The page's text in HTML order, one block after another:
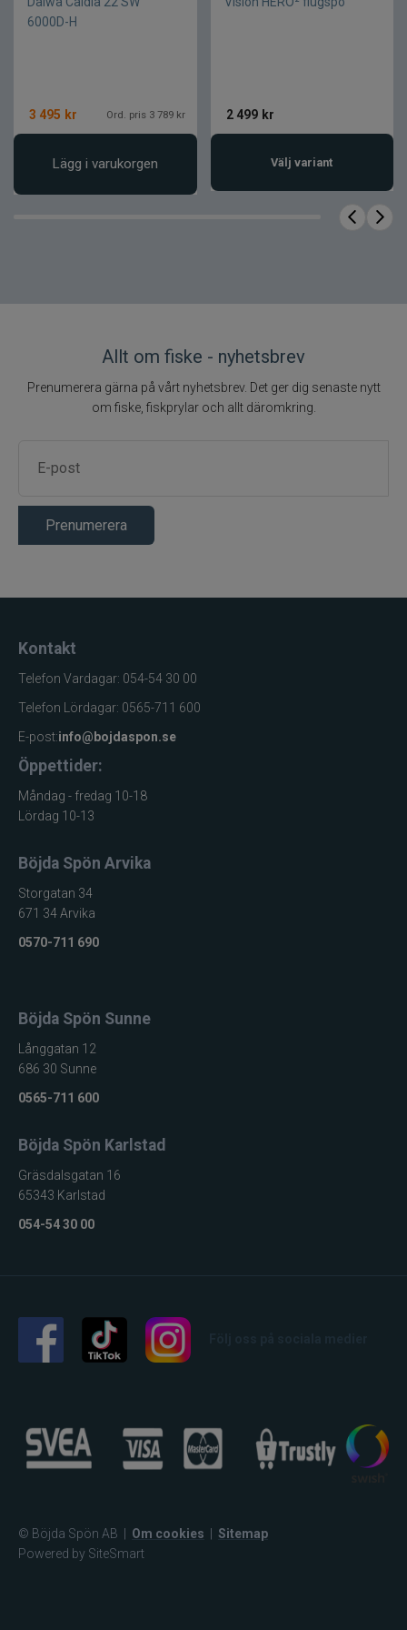
Bromssystem
Transmission
6000D-H
3 495 kr Ord. pris 3 789 kr
Lägg i varukorgen
2 499 kr
Välj variant
Allt om fiske - nyhetsbrev
Prenumerera gärna på vårt nyhetsbrev. Det ger dig senaste nytt
om fiske, fiskprylar och allt däromkring.
Prenumerera
Kontakt
Telefon Vardagar: 054-54 30 00
Telefon Lördagar: 0565-711 600
E-post:info@bojdaspon.se
Öppettider:
Måndag - fredag 10-18
Lördag 10-13
Böjda Spön Arvika
Storgatan 34
671 34 Arvika
0570-711 690
Böjda Spön Sunne
Långgatan 12
686 30 Sunne
0565-711 600
Böjda Spön Karlstad
Gräsdalsgatan 16
65343 Karlstad
054-54 30 00
© Böjda Spön AB Om cookies
Sitemap
Powered by SiteSmart